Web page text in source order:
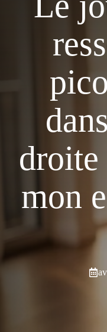
droite
mon